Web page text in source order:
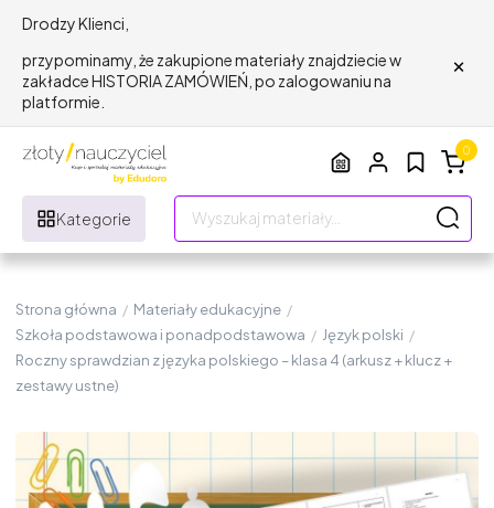
Drodzy Klienci,
przypominamy, że zakupione materiały znajdziecie w
zakładce HISTORIA ZAMÓWIEŃ, po zalogowaniu na
platformie.
×
Kategorie
0
Strona główna / Materiały edukacyjne /
Szkoła podstawowa i ponadpodstawowa / Język polski /
Roczny sprawdzian z języka polskiego – klasa 4 (arkusz + klucz +
zestawy ustne)